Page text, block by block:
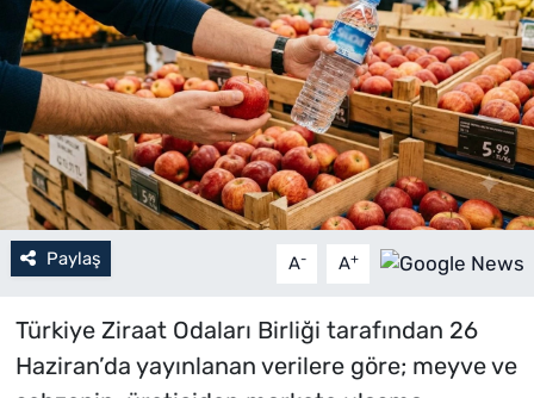
Paylaş A- A+
Türkiye Ziraat Odaları Birliği tarafından 26
Haziran’da yayınlanan verilere göre; meyve ve